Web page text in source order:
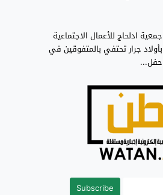
جمعية ادلحاج للأعمال الاجتماعية
بأولاد جرار تحتفي بالمتفوقين في
حفل...
Subscribe